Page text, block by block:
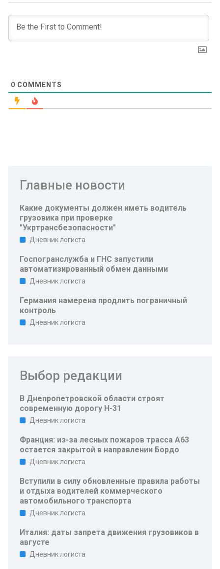
0 COMMENTS
Главные новости
Какие документы должен иметь водитель
грузовика при проверке
"Укртрансбезопасности"
Дневник логиста
Госпогранслужба и ГНС запустили
автоматизированный обмен данными
Дневник логиста
Германия намерена продлить пограничный
контроль
Дневник логиста
Выбор редакции
В Днепропетровской области строят
современную дорогу Н-31
Дневник логиста
Франция: из-за лесных пожаров трасса A63
остается закрытой в направлении Бордо
Дневник логиста
Вступили в силу обновленные правила работы
и отдыха водителей коммерческого
автомобильного транспорта
Дневник логиста
Италия: даты запрета движения грузовиков в
августе
Дневник логиста